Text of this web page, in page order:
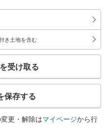
き土地を含む
受け取る
保存する
更・解除はマイページから行